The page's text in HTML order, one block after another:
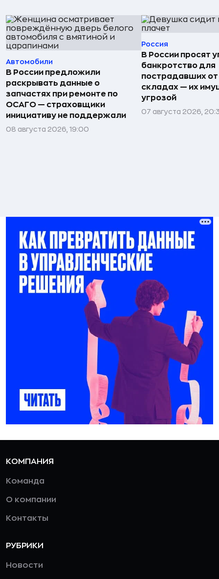
Автомобили
В России предложили
раскрывать данные о
запчастях при ремонте по
ОСАГО — страховщики
инициативу не поддержали
08 августа 2026, 19:00
Россия
В России просят
банкротство для
пострадавших
складах — их
угрозой
07 августа 2026,
КОМПАНИЯ
Команда
О компании
Контакты
РУБРИКИ
Новости